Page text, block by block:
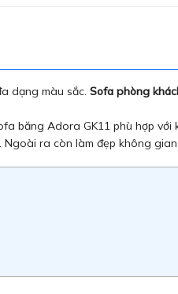
dạng màu sắc. Sofa phòng
băng Adora GK11 phù hợp với
ra còn làm đẹp không